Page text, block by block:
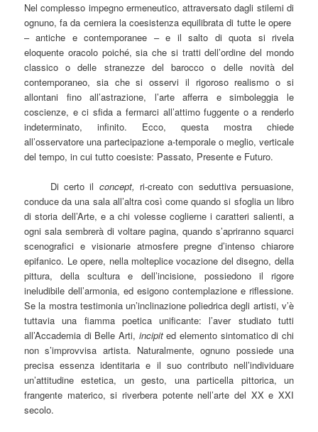
Nel complesso impegno ermeneutico, attraversato dagli stilemi di
ognuno, fa da cerniera la coesistenza equilibrata di tutte le opere
– antiche e contemporanee – e il salto di quota si rivela
eloquente oracolo poiché, sia che si tratti dell’ordine del mondo
classico o delle stranezze del barocco o delle novità del
contemporaneo, sia che si osservi il rigoroso realismo o si
allontani fino all’astrazione, l’arte afferra e simboleggia le
coscienze, e ci sfida a fermarci all’attimo fuggente o a renderlo
indeterminato, infinito. Ecco, questa mostra chiede
all’osservatore una partecipazione a-temporale o meglio, verticale
del tempo, in cui tutto coesiste: Passato, Presente e Futuro.
Di certo il concept, ri-creato con seduttiva persuasione,
conduce da una sala all’altra così come quando si sfoglia un libro
di storia dell’Arte, e a chi volesse coglierne i caratteri salienti, a
ogni sala sembrerà di voltare pagina, quando s’apriranno squarci
scenografici e visionarie atmosfere pregne d’intenso chiarore
epifanico. Le opere, nella molteplice vocazione del disegno, della
pittura, della scultura e dell’incisione, possiedono il rigore
ineludibile dell’armonia, ed esigono contemplazione e riflessione.
Se la mostra testimonia un’inclinazione poliedrica degli artisti, v’è
tuttavia una fiamma poetica unificante: l’aver studiato tutti
all’Accademia di Belle Arti, incipited elemento sintomatico di chi
non s’improvvisa artista. Naturalmente, ognuno possiede una
precisa essenza identitaria e il suo contributo nell’individuare
un’attitudine estetica, un gesto, una particella pittorica, un
frangente materico, si riverbera potente nell’arte del XX e XXI
secolo.